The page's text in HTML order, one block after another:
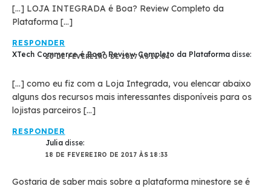
[…] LOJA INTEGRADA é Boa? Review Completo da
Plataforma […]
RESPONDER
XTech Commerce é Boa? Review Completo da Plataforma disse:
20 DE FEVEREIRO DE 2017 ÀS 16:04
[…] como eu fiz com a Loja Integrada, vou elencar abaixo
alguns dos recursos mais interessantes disponíveis para os
lojistas parceiros […]
RESPONDER
Julia disse:
18 DE FEVEREIRO DE 2017 ÀS 18:33
Gostaria de saber mais sobre a plataforma minestore se é